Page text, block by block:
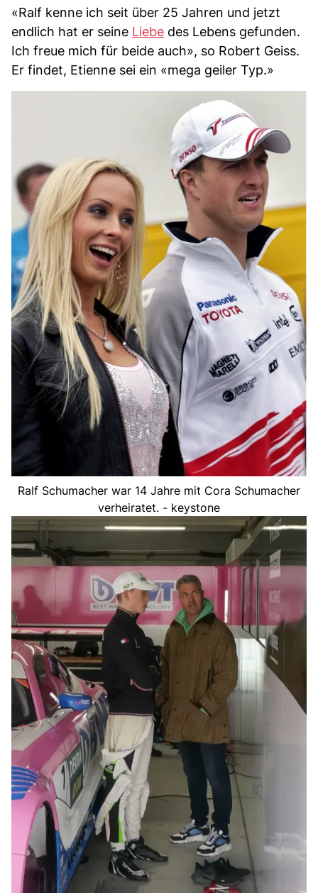
«Ralf kenne ich seit über 25 Jahren und jetzt
endlich hat er seine Liebe des Lebens gefunden.
Ich freue mich für beide auch», so Robert Geiss.
Er findet, Etienne sei ein «mega geiler Typ.»
Ralf Schumacher war 14 Jahre mit Cora Schumacher
verheiratet. - keystone